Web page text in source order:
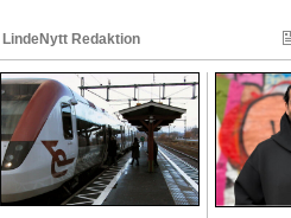
LindeNytt Redaktion